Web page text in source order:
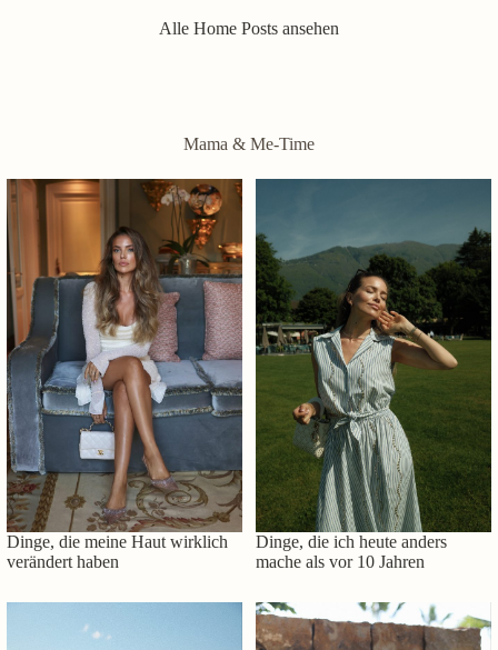
Alle Home Posts ansehen
Mama & Me-Time
Dinge, die meine Haut wirklich
verändert haben
Dinge, die ich heute anders
mache als vor 10 Jahren